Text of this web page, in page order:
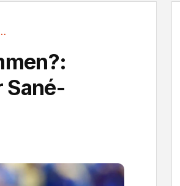
Fassungslosigkeit...
Sané-